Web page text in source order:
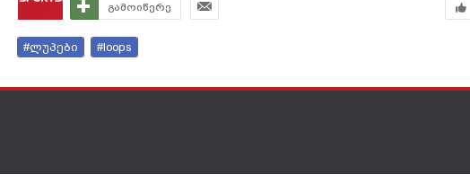
გამოიწერე
#ლუპები #loops